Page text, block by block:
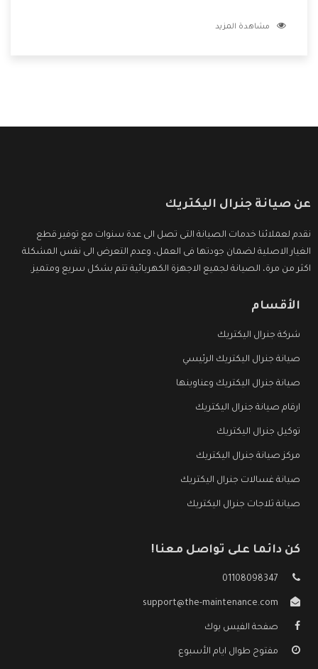
بتصليح جميع المنتجات دون اى ازعاج كما أننا نهتم بكل ما يحتاجه
مشاهدة المزيد
عن صيانة جنرال اليكتريك
نقدم لعملائنا خدمات الصيانة التى تصل الى عدة سنوات مع توفير قطع
الغيار الاصلية لضمان جودتها فى العمل، وعدم التعرض الى نفس المشكلة
اكثر من مرة، الصيانة لجميع الاجهزة الكهربائية تتم بشكل سريع ومتميز.
الأقسام
شركة جنرال اليكتريك
صيانة جنرال اليكتريك الرئيسي
صيانة جنرال اليكتريك وعناوينها
ارقام صيانة جنرال اليكتريك
توكيل جنرال اليكتريك
مركز صيانة جنرال اليكتريك
صيانة غسالات جنرال اليكتريك
صيانة ثلاجات جنرال اليكتريك
كن دائما على تواصل معنا!
01108098347
support@the-maintenance.com
صفحة الفيس بوك
مفتوح طوال ايام الأسبوع